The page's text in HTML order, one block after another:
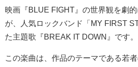
映画『BLUE FIGHT』の世界観を劇
が、人気ロックバンド「MY FIRST
た主題歌『BREAK IT DOWN』です。
この楽曲は、作品のテーマである若